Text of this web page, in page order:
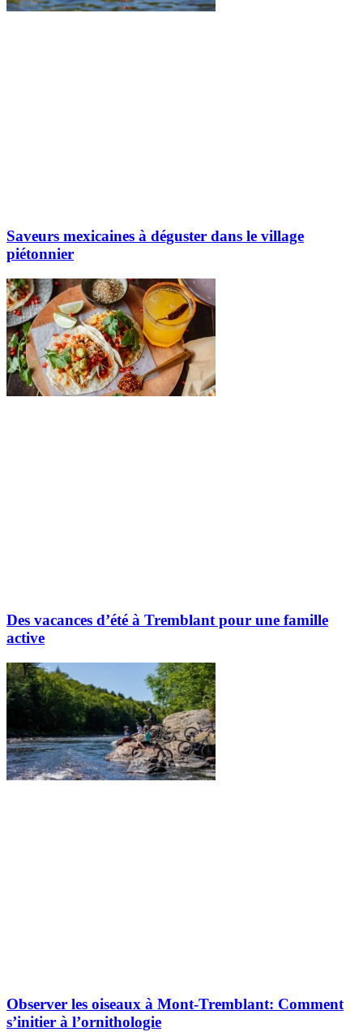
Saveurs mexicaines à déguster dans le village
piétonnier
Des vacances d’été à Tremblant pour une famille
active
Observer les oiseaux à Mont-Tremblant: Comment
s’initier à l’ornithologie